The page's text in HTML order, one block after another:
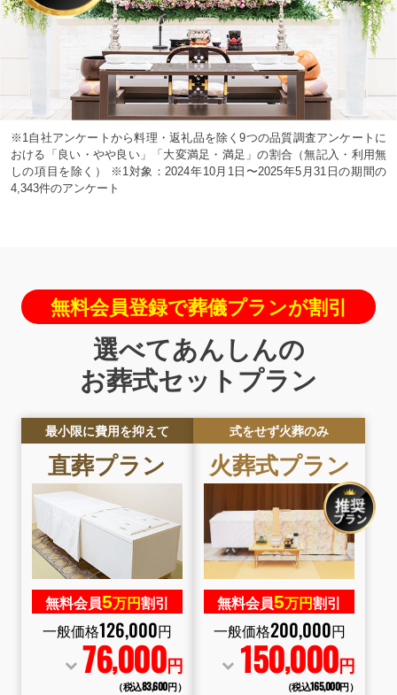
※1自社アンケートから料理・返礼品を除く9つの品質調査アンケートに
おける「良い・やや良い」「大変満足・満足」の割合（無記入・利用無
しの項目を除く） ※1対象：2024年10月1日〜2025年5月31日の期間の
4,343件のアンケート
無料会員登録で葬儀プランが割引
選べてあんしんの
お葬式セットプラン
最小限に費用を抑えて
直葬プラン
無料会員5万円割引
一般価格126,000円
76,000円
（税込83,600円）
式をせず火葬のみ
火葬式プラン
無料会員5万円割引
一般価格200,000円
150,000円
（税込165,000円）